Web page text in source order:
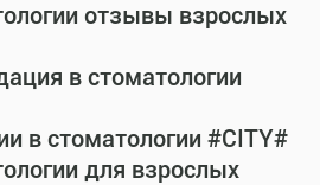
отзывы взрослых
в стоматологии
в стоматологии #CITY#
для взрослых